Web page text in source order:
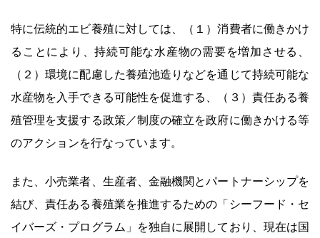
特に伝統的エビ養殖に対しては、（１）消費者に働きかけ
ることにより、持続可能な水産物の需要を増加させる、
（２）環境に配慮した養殖池造りなどを通じて持続可能な
水産物を入手できる可能性を促進する、（３）責任ある養
殖管理を支援する政策／制度の確立を政府に働きかける等
のアクションを行なっています。
また、小売業者、生産者、金融機関とパートナーシップを
結び、責任ある養殖業を推進するための「シーフード・セ
イバーズ・プログラム」を独自に展開しており、現在は国